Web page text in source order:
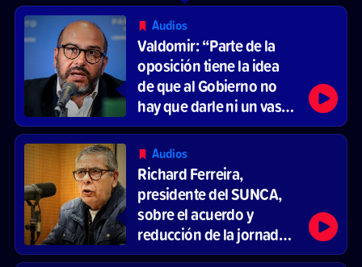
Audios
Valdomir: “Parte de la
oposición tiene la idea
de que al Gobierno no
hay que darle ni un vaso
de agua”
Audios
Richard Ferreira,
presidente del SUNCA,
sobre el acuerdo y
reducción de la jornada
laboral